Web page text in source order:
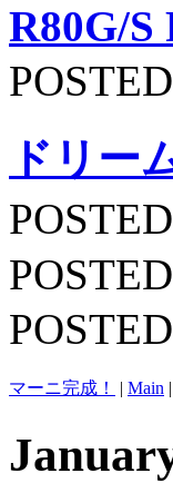
R80G/S
ドリー
マーニ完成！ | Main |